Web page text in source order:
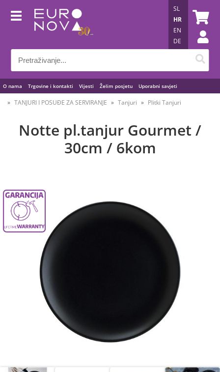
O nama Trgovine i kontakti Vijesti Želim posjetu Uporabni savjeti
SL
HR
EN
DE
TANJURI I POSUĐE ZA SERVIRANJE Tanjuri Plitki Tanjuri
Notte pl.tanjur Gourmet /
30cm / 6kom